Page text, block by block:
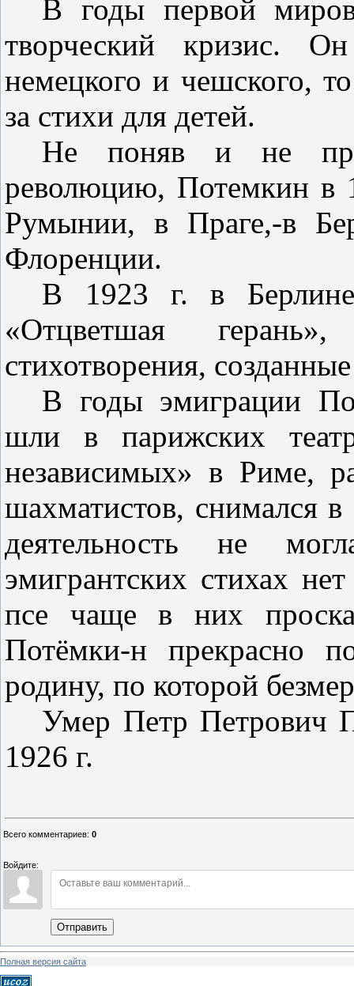
В годы первой
творче­ский кризис.
немецкого и чешского,
за стихи для детей.
Не поняв и не
революцию, Потемкин в
Румынии, в Праге,-в
Флоренции.
В 1923 г. в
«Отцветшая
стихотворения,
В годы эмиграции
шли в па­рижских
независимых» в Риме,
шахматистов, снимался
деятельность не
эмигрантских стихах
псе чаще в них
Потёмки-н прекрасно
родину, по которой
Умер Петр Петрович
1926 г.
Всего комментариев: 0
Войдите:
Отправить
Полная версия сайта